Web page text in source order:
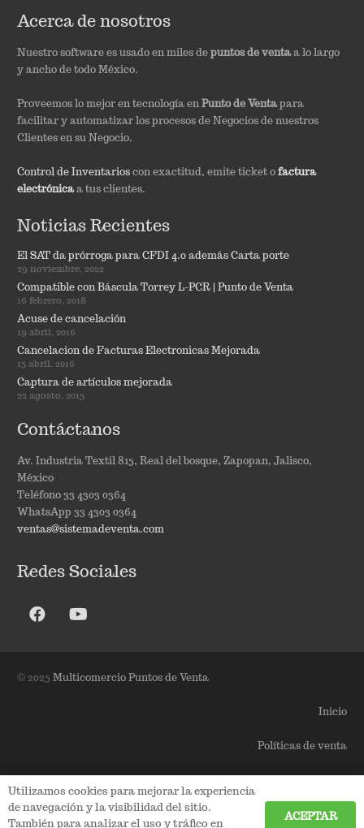
Acerca de nosotros
Nuestro software es usado en miles depuntos de ventaa lo largo
y ancho de todo México.
Proveemos lo mejor en tecnología enPunto de Ventapara
facilitar y automatizar los procesos de Negocios de nuestros
Clientes en su Negocio.
Control de Inventarioscon exactitud, emite ticket ofactura
electrónicaa tus clientes.
Noticias Recientes
El SAT da prórroga para CFDI 4.0 además Carta porte
29 noviembre, 2022
Compatible con Báscula Torrey L-PCR | Punto de Venta
16 febrero, 2018
Acuse de cancelación
19 abril, 2016
Cancelacion de Facturas Electronicas Mejorada
15 abril, 2016
Captura de artículos mejorada
22 agosto, 2015
Contáctanos
Av. Industria Textil 815, Real del bosque, Zapopan, Jalisco,
México
Teléfono 33 4303 0364
WhatsApp 33 4303 0364
ventas@sistemadeventa.com
Redes Sociales
© 2025 Multicomercio Puntos de Venta
Inicio
Políticas de venta
Politicas de envío
Política de privacidad
Utilizamos cookies para mejorar la experiencia
de navegación y la visibilidad del sitio.
También para analizar el uso y tráfico en
ACEPTAR